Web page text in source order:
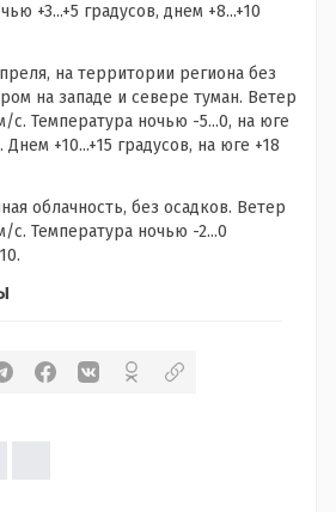
+3...+5 градусов, днем +8...+10
на территории региона без
на западе и севере туман. Ветер
с. Температура ночью -5...0, на юге
Днем +10...+15 градусов, на юге +18
облачность, без осадков. Ветер
с. Температура ночью -2...0